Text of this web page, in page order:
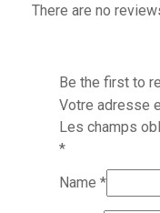
There are no
Be the first to
Votre adresse
Les champs
*
Name *